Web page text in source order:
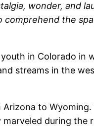
wonder, and
the
in Colorado in
streams in the
to
during the